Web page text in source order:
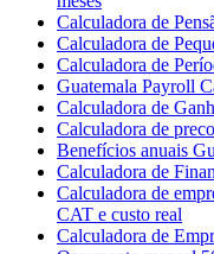
Calculadora de
Calculadora de
Calculadora de
Guatemala Payroll
Calculadora de
Calculadora de
Benefícios anuais
Calculadora de
Calculadora de
CAT e custo real
Calculadora de